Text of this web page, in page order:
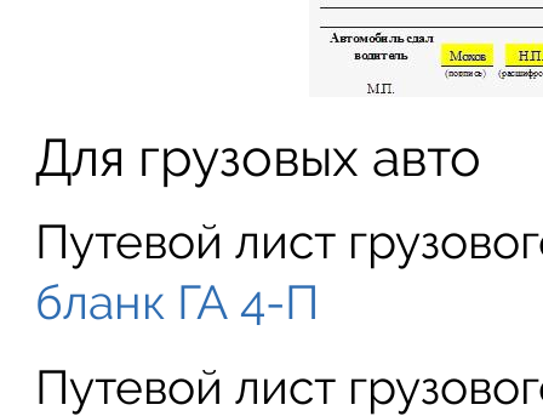
Для грузовых авто
Путевой лист
бланк ГА 4-П
Путевой лист